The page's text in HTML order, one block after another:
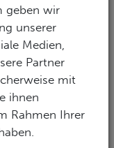
Um Ihnen
zu geben,
und
geben wir
unserer
Medien,
Partner
mit
ihnen
Rahmen Ihrer